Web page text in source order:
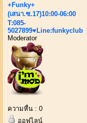
+Funky+
(เสนา.ซ.17)10:00-06:00
T:085-
5027899♥Line:funkyclub
Moderator
ความหื่น : 0
ออฟไลน์